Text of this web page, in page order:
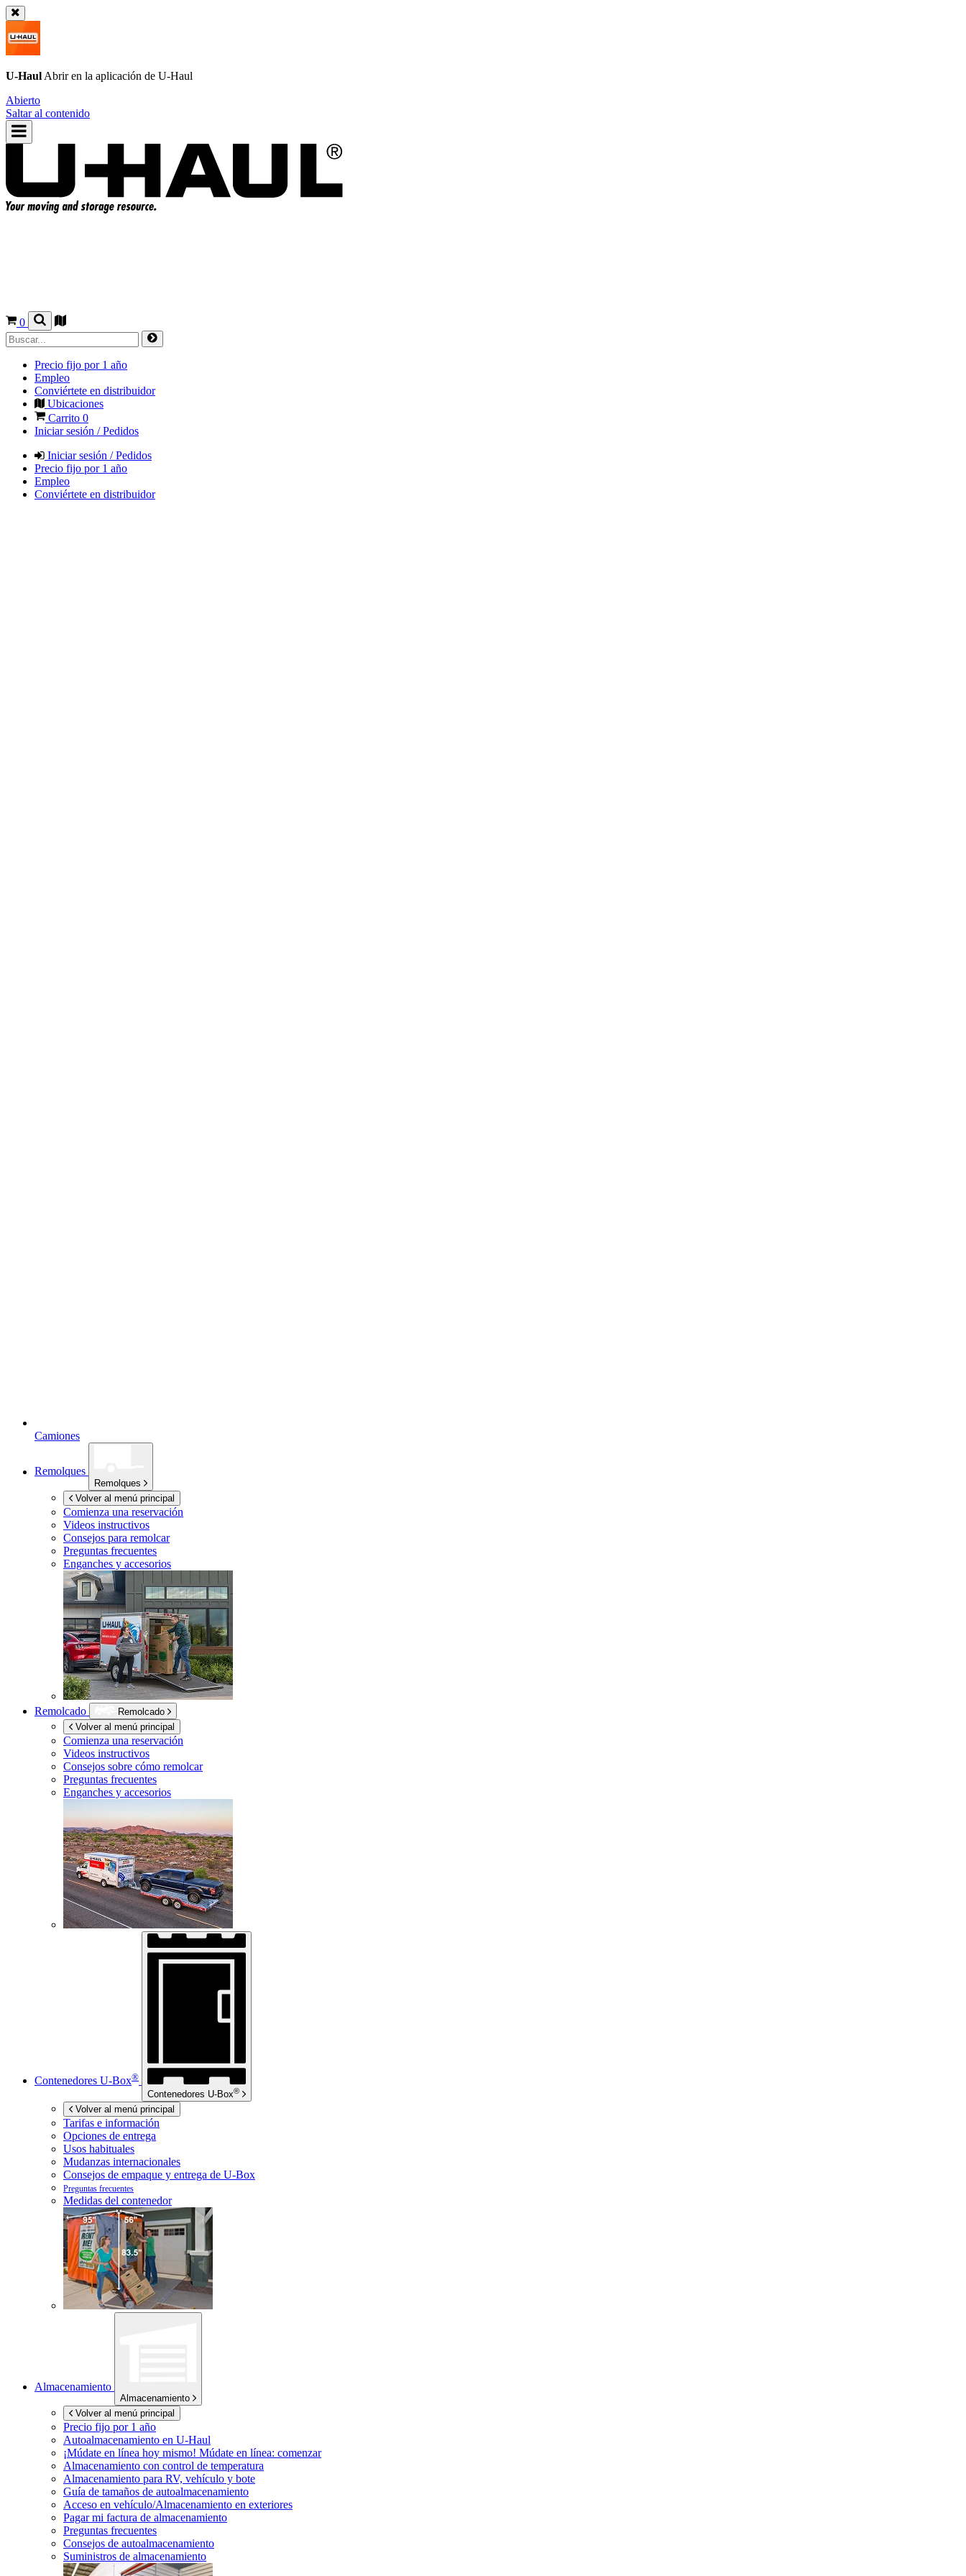
U-Haul Abrir en la aplicación de U-Haul
Abierto
Saltar al contenido
0
Precio fijo por 1 año
Empleo
Conviértete en distribuidor
Ubicaciones
Carrito 0
Iniciar sesión / Pedidos
Iniciar sesión / Pedidos
Precio fijo por 1 año
Empleo
Conviértete en distribuidor
Camiones
Remolques
Remolques
Volver al menú principal
Comienza una reservación
Videos instructivos
Consejos para remolcar
Preguntas frecuentes
Enganches y accesorios
Remolcado
Remolcado
Volver al menú principal
Comienza una reservación
Videos instructivos
Consejos sobre cómo remolcar
Preguntas frecuentes
Enganches y accesorios
Contenedores U-Box®
Contenedores U-Box®
Volver al menú principal
Tarifas e información
Opciones de entrega
Usos habituales
Mudanzas internacionales
Consejos de empaque y entrega de U-Box
Preguntas frecuentes
Medidas del contenedor
Almacenamiento
Almacenamiento
Volver al menú principal
Precio fijo por 1 año
Autoalmacenamiento en U-Haul
¡Múdate en línea hoy mismo! Múdate en línea: comenzar
Almacenamiento con control de temperatura
Almacenamiento para RV, vehículo y bote
Guía de tamaños de autoalmacenamiento
Acceso en vehículo/Almacenamiento en exteriores
Pagar mi factura de almacenamiento
Preguntas frecuentes
Consejos de autoalmacenamiento
Suministros de almacenamiento